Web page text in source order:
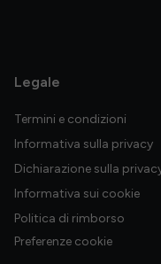
Legale
Termini e condizioni
Informativa sulla privacy
Dichiarazione sulla
Informativa sui cookie
Politica di rimborso
Preferenze cookie